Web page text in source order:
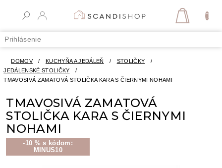
Prihlásenie
DOMOV / KUCHYŇA A JEDÁLEŇ / STOLIČKY
/
JEDÁLENSKÉ STOLIČKY
/
TMAVOSIVÁ ZAMATOVÁ STOLIČKA KARA S ČIERNYMI NOHAMI
TMAVOSIVÁ ZAMATOVÁ
STOLIČKA KARA S ČIERNYMI
NOHAMI
-10 % s kódom:
MINUS10